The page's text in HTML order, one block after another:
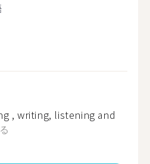
, writing, listening and